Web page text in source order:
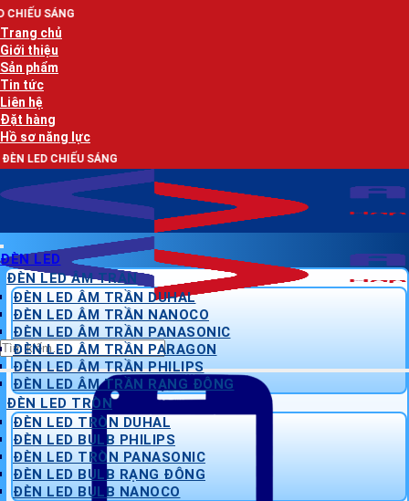
Bỏ
qua
nội
dung
Trang chủ
Giới thiệu
Sản phẩm
Tin tức
Liên hệ
Đặt hàng
Hồ sơ năng lực
Tìm
kiếm:
ĐÈN LED
ĐÈN LED ÂM TRẦN
ĐÈN LED ÂM TRẦN DUHAL
ĐÈN LED ÂM TRẦN NANOCO
ĐÈN LED ÂM TRẦN PANASONIC
ĐÈN LED ÂM TRẦN PARAGON
ĐÈN LED ÂM TRẦN PHILIPS
ĐÈN LED ÂM TRẦN RẠNG ĐÔNG
ĐÈN LED TRÒN
ĐÈN LED TRÒN DUHAL
ĐÈN LED BULB PHILIPS
ĐÈN LED TRÒN PANASONIC
ĐÈN LED BULB RẠNG ĐÔNG
ĐÈN LED BULB NANOCO